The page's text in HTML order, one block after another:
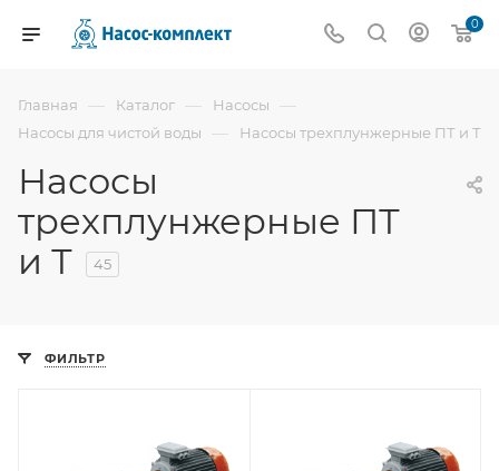
0
Главная — Каталог — Насосы —
Насосы для чистой воды — Насосы трехплунжерные ПТ и Т
Насосы
трехплунжерные ПТ
и Т
45
ФИЛЬТР